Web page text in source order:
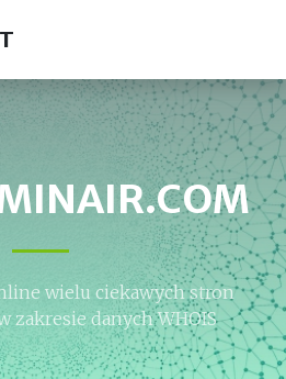
wielu ciekawych stron
zakresie danych WHOIS